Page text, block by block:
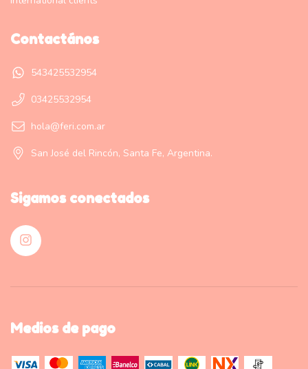
Contactános
543425532954
03425532954
hola@feri.com.ar
San José del Rincón, Santa Fe, Argentina.
Sigamos conectados
Medios de pago